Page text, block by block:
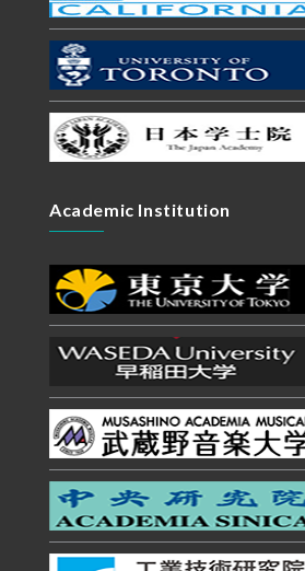
Academic Institution